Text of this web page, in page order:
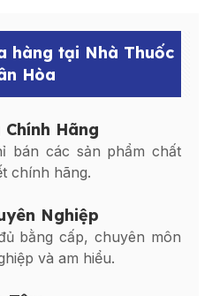
hàng tại Nhà Thuốc
Hòa
Hãng
bán các sản phẩm chất
chính hãng.
Nghiệp
bằng cấp, chuyên môn
và am hiểu.